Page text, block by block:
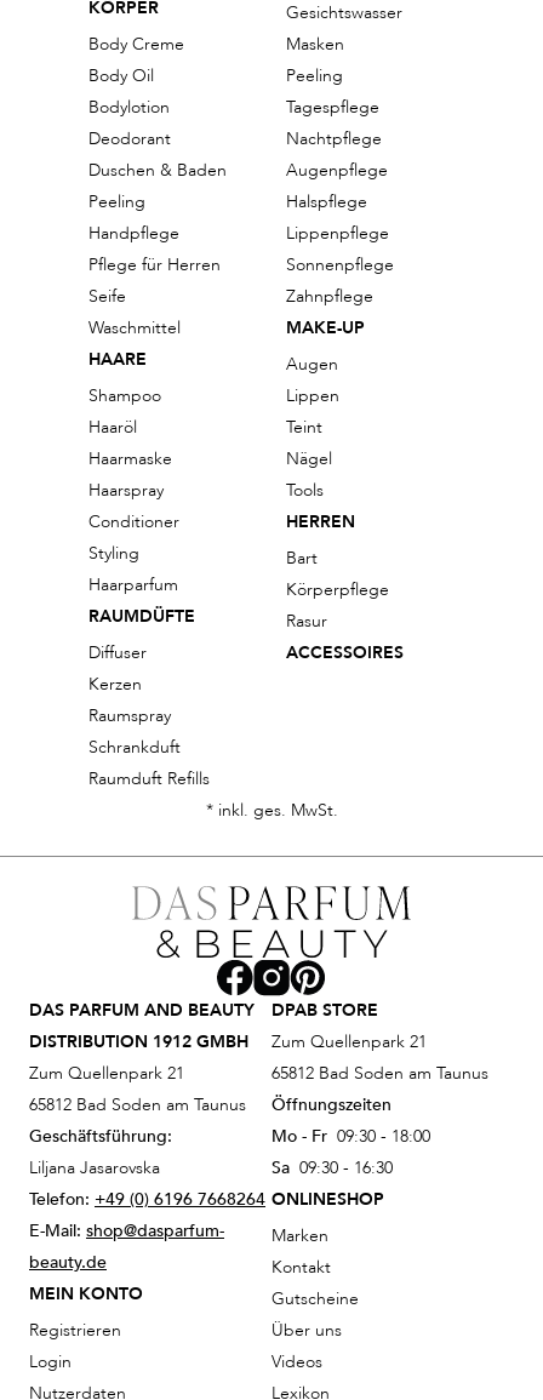
KÖRPER
Body Creme
Body Oil
Bodylotion
Deodorant
Duschen & Baden
Peeling
Handpflege
Pflege für Herren
Seife
Waschmittel
HAARE
Shampoo
Haaröl
Haarmaske
Haarspray
Conditioner
Styling
Haarparfum
RAUMDÜFTE
Diffuser
Kerzen
Raumspray
Schrankduft
Raumduft Refills
Gesichtswasser
Masken
Peeling
Tagespflege
Nachtpflege
Augenpflege
Halspflege
Lippenpflege
Sonnenpflege
Zahnpflege
MAKE-UP
Augen
Lippen
Teint
Nägel
Tools
HERREN
Bart
Körperpflege
Rasur
ACCESSOIRES
* inkl. ges. MwSt.
DAS PARFUM AND BEAUTY
DISTRIBUTION 1912 GMBH
Zum Quellenpark 21
65812 Bad Soden am Taunus
Geschäftsführung:
Liljana Jasarovska
Telefon: +49 (0) 6196 7668264
E-Mail: shop@dasparfum-
beauty.de
MEIN KONTO
Registrieren
Login
Nutzerdaten
DPAB STORE
Zum Quellenpark 21
65812 Bad Soden am Taunus
Öffnungszeiten
Mo - Fr 09:30 - 18:00
Sa 09:30 - 16:30
ONLINESHOP
Marken
Kontakt
Gutscheine
Über uns
Videos
Lexikon